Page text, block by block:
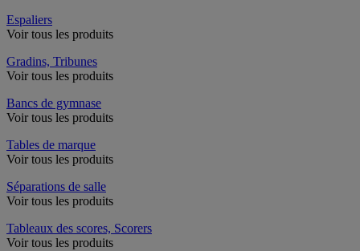
Espaliers
Voir tous les produits
Gradins, Tribunes
Voir tous les produits
Bancs de gymnase
Voir tous les produits
Tables de marque
Voir tous les produits
Séparations de salle
Voir tous les produits
Tableaux des scores, Scorers
Voir tous les produits